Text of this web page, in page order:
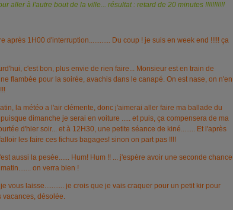
aller à l'autre bout de la ville... résultat : retard de 20 minutes !!!!!!!!!!!
après 1H00 d'interruption............ Du coup ! je suis en week end !!!!! ça
c'est bon, plus envie de rien faire... Monsieur est en train de
flambée pour la soirée, avachis dans le canapé. On est nase, on n'en
la météo a l'air clémente, donc j'aimerai aller faire ma ballade du
dimanche je serai en voiture ..... et puis, ça compensera de ma
d'hier soir... et à 12H30, une petite séance de kiné........ Et l'après
les faire ces fichus bagages! sinon on part pas !!!!
aussi la pesée...... Hum! Hum !! ... j'espère avoir une seconde chance
on verra bien !
vous laisse........... je crois que je vais craquer pour un petit kir pour
vacances, désolée.